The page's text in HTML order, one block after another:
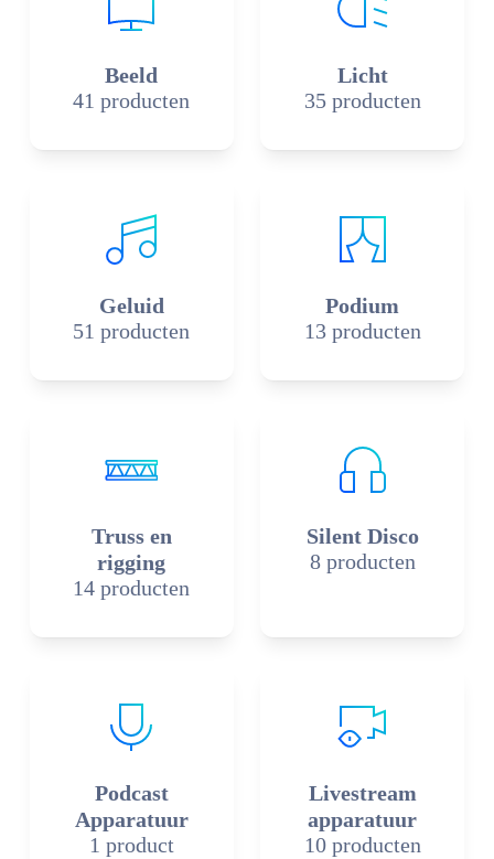
Beeld
41 producten
Licht
35 producten
Geluid
51 producten
Podium
13 producten
Truss en
rigging
14 producten
Silent Disco
8 producten
Podcast
Apparatuur
1 product
Livestream
apparatuur
10 producten